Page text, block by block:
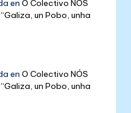
enO Colectivo NÓS
un Pobo, unha
enO Colectivo NÓS
un Pobo, unha